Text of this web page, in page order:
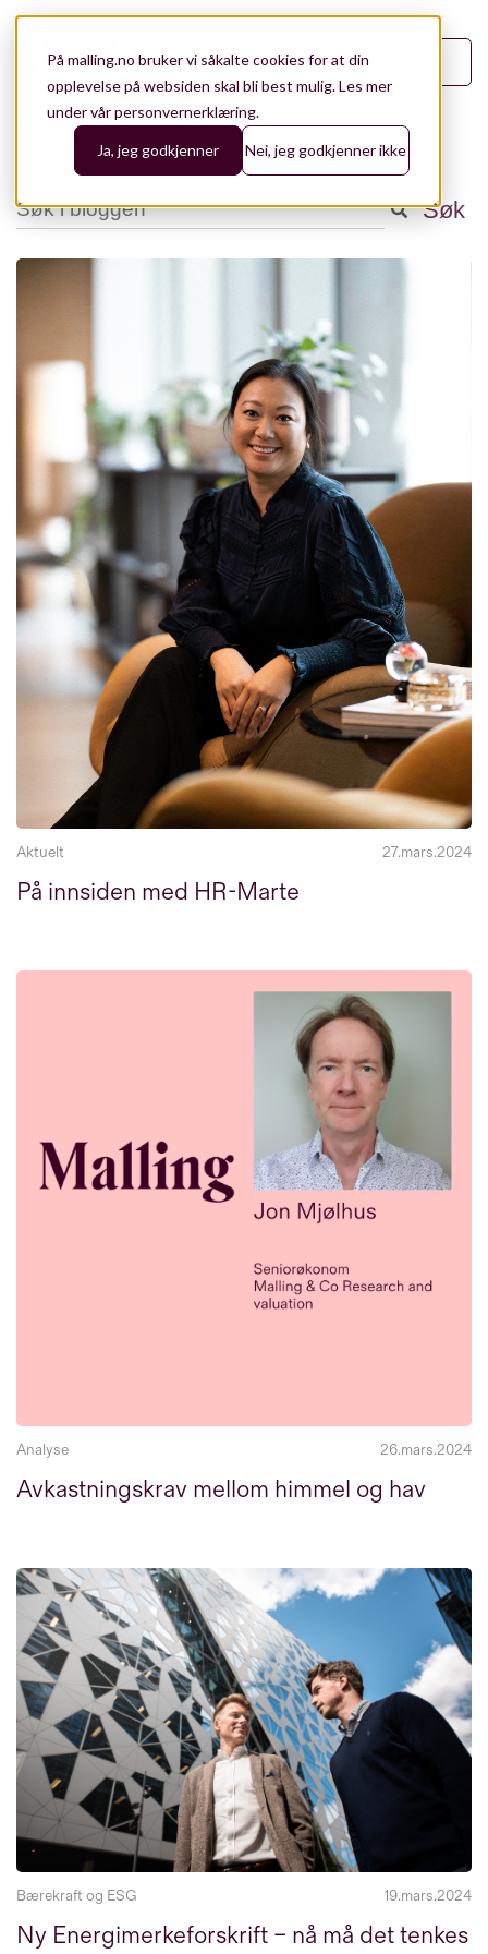
På malling.no bruker vi såkalte cookies for at din
opplevelse på websiden skal bli best mulig.Les mer
under vår personvernerklæring.
Ja, jeg godkjenner Nei, jeg godkjenner ikke
Malling.no / Blogg / 03
+ Tema
Analyse
141
Aktuelt
98
43
Utleie og konseptutvikling
43
Leietakerrådgiving
28
Teknologi
28
Referanser
19
Eiendomsutvikling
16
Investment
14
Verdivurdering
11
Retail
Lager- og logistikk
9
Boligforvaltning
5
Dette er et søkefelt med en tilhørende funksjon for Søk
Aktuelt 27.mars.2024
På innsiden med HR-Marte
Analyse 26.mars.2024
Avkastningskrav mellom himmel og hav
Bærekraft og ESG 19.mars.2024
Ny Energimerkeforskrift – nå må det tenkes